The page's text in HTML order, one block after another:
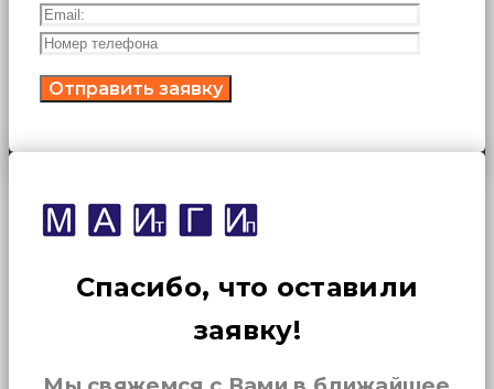
Спасибо, что оставили
заявку!